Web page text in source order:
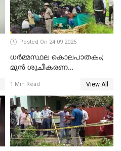
Posted On 24-09-2025
ധർമ്മസ്ഥല കൊലപാതകം;
മുൻ ശുചീകരണ
രേഖപ്പെടുത്തും
1 Min Read View All